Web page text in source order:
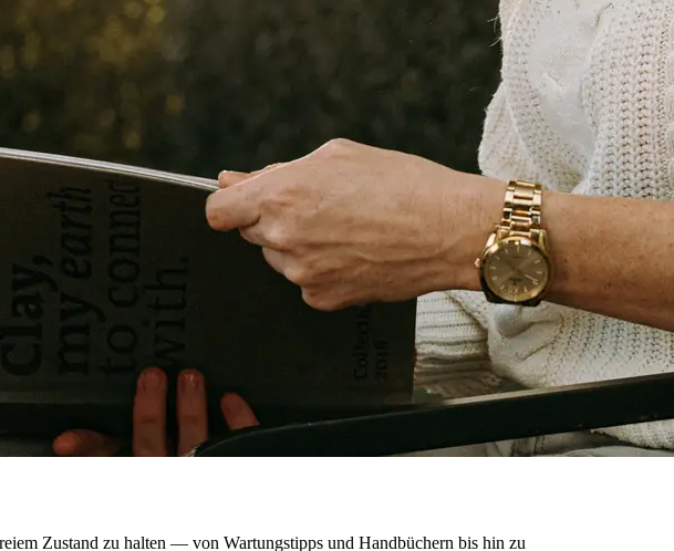
Zustand zu halten — von Wartungstipps und Handbüchern bis hin zu